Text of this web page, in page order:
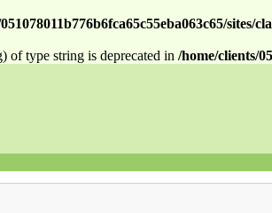
sites/
of type string is deprecated in /home/clients/